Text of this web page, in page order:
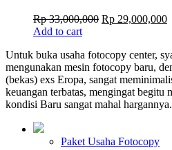
Rp33,000,000 Original
Rp 33,000,000.
Rp 29,000,000
Add to cart
Untuk buka usaha fotocopy center,
mengunakan mesin fotocopy baru,
(bekas) exs Eropa, sangat
keuangan terbatas, mengingat begitu
kondisi Baru sangat mahal hargannya.
Paket Usaha Fotocopy